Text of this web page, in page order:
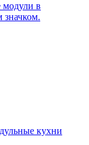
модули в
значком.
кухни